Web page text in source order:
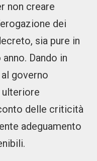
non creare
dei
sia pure in
Dando in
governo
ulteriore
delle criticità
adeguamento